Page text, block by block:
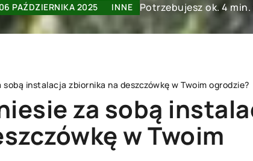
06 PAŹDZIERNIKA 2025 INNE Potrzebujesz ok. 4
instalacja zbiornika na deszczówkę w Twoim ogrodzie?
za sobą
w Twoim
ARANŻACJA OGRODU